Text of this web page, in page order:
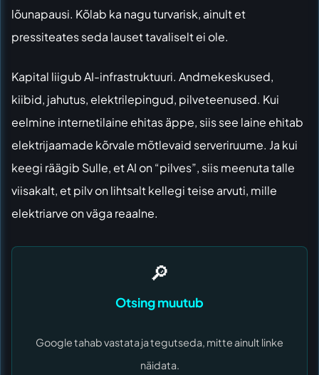
lõunapausi. Kõlab ka nagu turvarisk, ainult et
pressiteates seda lauset tavaliselt ei ole.
Kapital liigub AI-infrastruktuuri. Andmekeskused,
kiibid, jahutus, elektrilepingud, pilveteenused. Kui
eelmine internetilaine ehitas äppe, siis see laine ehitab
elektrijaamade kõrvale mõtlevaid serveriruume. Ja kui
keegi räägib Sulle, et AI on “pilves”, siis meenuta talle
viisakalt, et pilv on lihtsalt kellegi teise arvuti, mille
elektriarve on väga reaalne.
🔎
Otsing muutub
Google tahab vastata ja tegutseda, mitte ainult linke
näidata.